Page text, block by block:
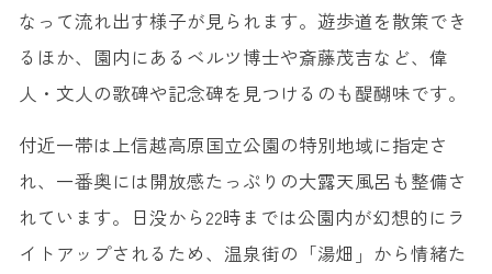
なって流れ出す様子が見られます。遊歩道を散策でき
るほか、園内にあるベルツ博士や斎藤茂吉など、偉
人・文人の歌碑や記念碑を見つけるのも醍醐味です。
付近一帯は上信越高原国立公園の特別地域に指定さ
れ、一番奥には開放感たっぷりの大露天風呂も整備さ
れています。日没から22時までは公園内が幻想的にラ
イトアップされるため、温泉街の「湯畑」から情緒た